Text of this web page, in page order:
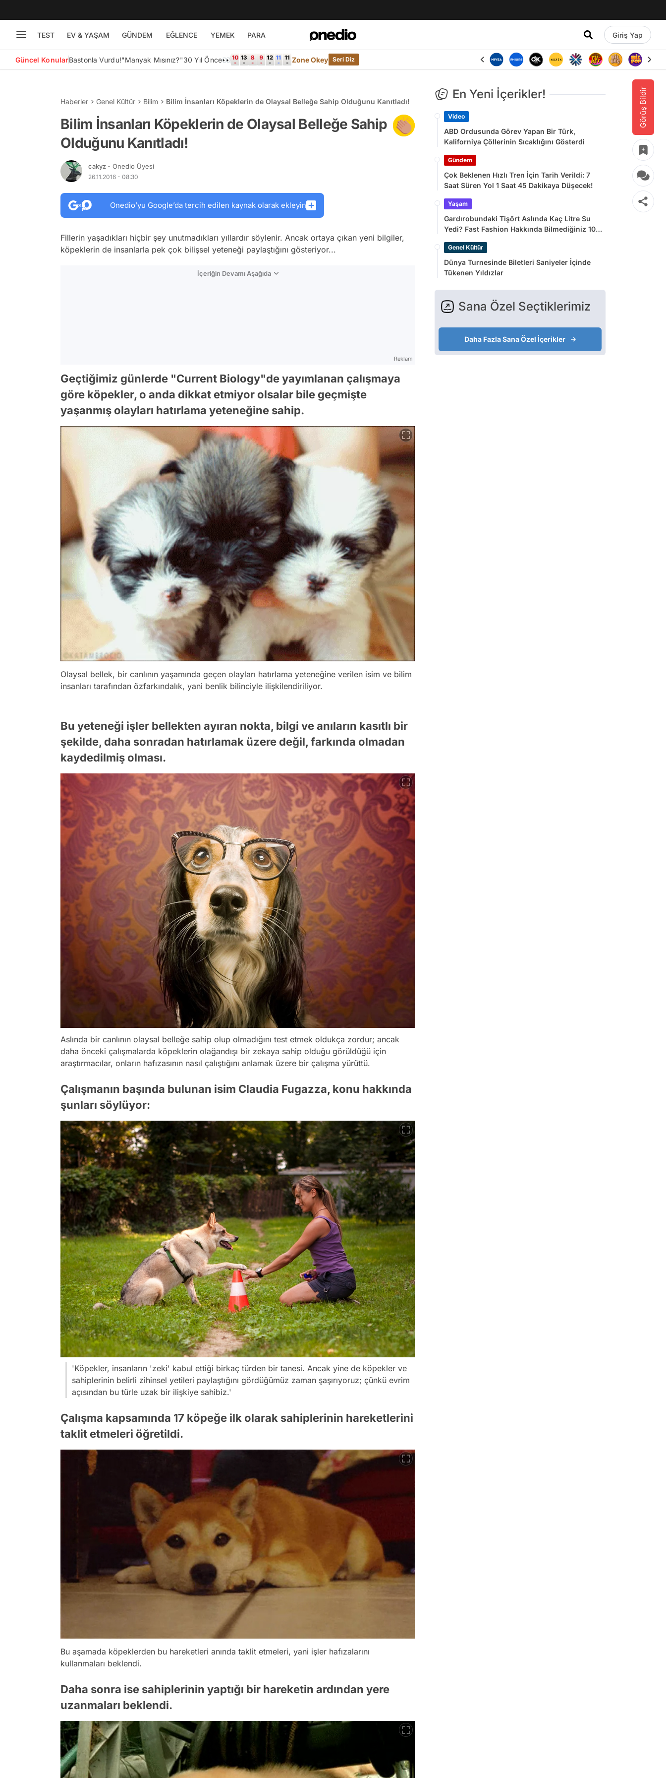
TEST EV & YAŞAM GÜNDEM EĞLENCE YEMEK PARA Giriş Yap
Güncel KonularBastonla Vurdu!"Manyak Mısınız?"30 Yıl Önce👀 Zone Okey Seri Diz
Görüş Bildir
Haberler Genel Kültür Bilim Bilim İnsanları Köpeklerin de Olaysal Belleğe Sahip Olduğunu Kanıtladı!
Bilim İnsanları Köpeklerin de Olaysal Belleğe Sahip
Olduğunu Kanıtladı!
cakyz - Onedio Üyesi
26.11.2016 - 08:30
Onedio’yu Google’da tercih edilen kaynak olarak ekleyin
Fillerin yaşadıkları hiçbir şey unutmadıkları yıllardır söylenir. Ancak ortaya çıkan yeni bilgiler,
köpeklerin de insanlarla pek çok bilişsel yeteneği paylaştığını gösteriyor...
İçeriğin Devamı Aşağıda
Reklam
Geçtiğimiz günlerde "Current Biology"de yayımlanan çalışmaya
göre köpekler, o anda dikkat etmiyor olsalar bile geçmişte
yaşanmış olayları hatırlama yeteneğine sahip.
Olaysal bellek, bir canlının yaşamında geçen olayları hatırlama yeteneğine verilen isim ve bilim
insanları tarafından özfarkındalık, yani benlik bilinciyle ilişkilendiriliyor.
Bu yeteneği işler bellekten ayıran nokta, bilgi ve anıların kasıtlı bir
şekilde, daha sonradan hatırlamak üzere değil, farkında olmadan
kaydedilmiş olması.
Aslında bir canlının olaysal belleğe sahip olup olmadığını test etmek oldukça zordur; ancak
daha önceki çalışmalarda köpeklerin olağandışı bir zekaya sahip olduğu görüldüğü için
araştırmacılar, onların hafızasının nasıl çalıştığını anlamak üzere bir çalışma yürüttü.
Çalışmanın başında bulunan isim Claudia Fugazza, konu hakkında
şunları söylüyor:
'Köpekler, insanların 'zeki' kabul ettiği birkaç türden bir tanesi. Ancak yine de köpekler ve
sahiplerinin belirli zihinsel yetileri paylaştığını gördüğümüz zaman şaşırıyoruz; çünkü evrim
açısından bu türle uzak bir ilişkiye sahibiz.'
Çalışma kapsamında 17 köpeğe ilk olarak sahiplerinin hareketlerini
taklit etmeleri öğretildi.
Bu aşamada köpeklerden bu hareketleri anında taklit etmeleri, yani işler hafızalarını
kullanmaları beklendi.
Daha sonra ise sahiplerinin yaptığı bir hareketin ardından yere
uzanmaları beklendi.
En Yeni İçerikler!
Video
ABD Ordusunda Görev Yapan Bir Türk,
Kaliforniya Çöllerinin Sıcaklığını Gösterdi
Gündem
Çok Beklenen Hızlı Tren İçin Tarih Verildi: 7
Saat Süren Yol 1 Saat 45 Dakikaya Düşecek!
Yaşam
Gardırobundaki Tişört Aslında Kaç Litre Su
Yedi? Fast Fashion Hakkında Bilmediğiniz 10
Genel Kültür
Dünya Turnesinde Biletleri Saniyeler İçinde
Tükenen Yıldızlar
Sana Özel Seçtiklerimiz
Daha Fazla Sana Özel İçerikler